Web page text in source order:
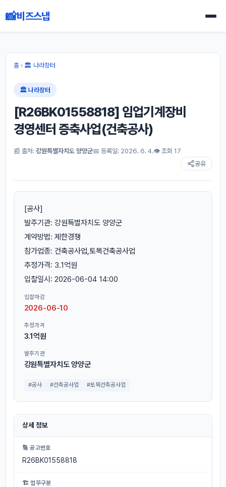
📸비즈스냅
홈› 🏛 나라장터
🏛 나라장터
[R26BK01558818] 임업기계장비
경영센터 증축사업(건축공사)
📰 출처: 강원특별자치도 양양군📅 등록일: 2026. 6. 4.👁 조회 17
공유
[공사]
발주기관: 강원특별자치도 양양군
계약방법: 제한경쟁
참가업종: 건축공사업,토목건축공사업
추정가격: 3.1억원
입찰일시: 2026-06-04 14:00
입찰마감
2026-06-10
추정가격
3.1억원
발주기관
강원특별자치도 양양군
#공사 #건축공사업 #토목건축공사업
상세 정보
🔢 공고번호
R26BK01558818
🏗 업무구분